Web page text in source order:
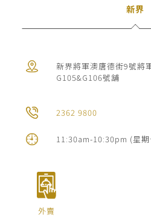
新界
新界將軍澳唐德街9號將
G105&G106號舖
2362 9800
11:30am-10:30pm (星
外賣